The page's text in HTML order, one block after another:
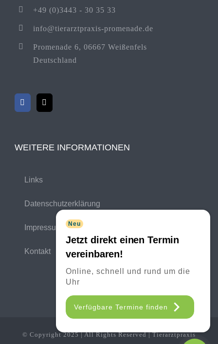
Neu
Jetzt direkt einen Termin
vereinbaren!
Online, schnell und rund um die
Uhr
Verfügbare Termine finden
+49 (0)3443 - 30 35 33
info@tierarztpraxis-promenade.de
Promenade 6, 06667 Weißenfels
Deutschland
WEITERE INFORMATIONEN
Links
Datenschutzerklärung
Impressum
Kontakt
© Copyright 2025 | All Rights Reserved | Tierarztpraxis